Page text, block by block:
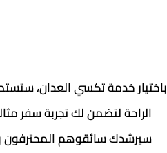
باختيار خدمة تكسي العدان،
الراحة لتضمن لك تجربة سفر
سيرشدك سائقوهم المحترفون